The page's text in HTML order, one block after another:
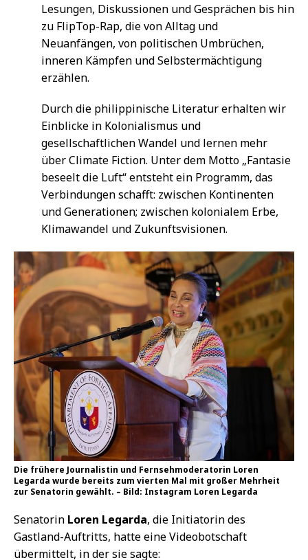
Lesungen, Diskussionen und Gesprächen bis hin
zu FlipTop-Rap, die von Alltag und
Neuanfängen, von politischen Umbrüchen,
inneren Kämpfen und Selbstermächtigung
erzählen.
Durch die philippinische Literatur erhalten wir
Einblicke in Kolonialismus und
gesellschaftlichen Wandel und lernen mehr
über Climate Fiction. Unter dem Motto „Fantasie
beseelt die Luft“ entsteht ein Programm, das
Verbindungen schafft: zwischen Kontinenten
und Generationen; zwischen kolonialem Erbe,
Klimawandel und Zukunftsvisionen.
Die frühere Journalistin und Fernsehmoderatorin Loren
Legarda wurde bereits zum vierten Mal mit großer Mehrheit
zur Senatorin gewählt. – Bild: Instagram Loren Legarda
Senatorin Loren Legarda, die Initiatorin des
Gastland-Auftritts, hatte eine Videobotschaft
übermittelt, in der sie sagte: